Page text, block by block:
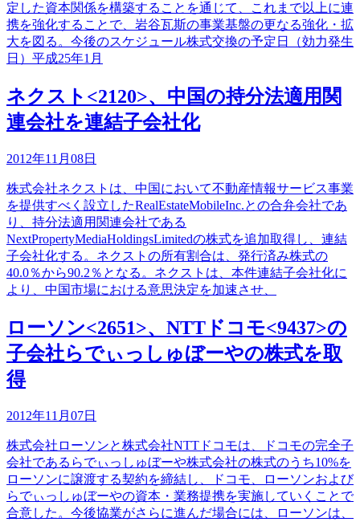
定した資本関係を構築することを通じて、これまで以上に連
携を強化することで、岩谷瓦斯の事業基盤の更なる強化・拡
大を図る。今後のスケジュール株式交換の予定日（効力発生
日）平成25年1月
ネクスト<2120>、中国の持分法適用関
連会社を連結子会社化
2012年11月08日
株式会社ネクストは、中国において不動産情報サービス事業
を提供すべく設立したRealEstateMobileInc.との合弁会社であ
り、持分法適用関連会社である
NextPropertyMediaHoldingsLimitedの株式を追加取得し、連結
子会社化する。ネクストの所有割合は、発行済み株式の
40.0％から90.2％となる。ネクストは、本件連結子会社化に
より、中国市場における意思決定を加速させ、
ローソン<2651>、NTTドコモ<9437>の
子会社らでぃっしゅぼーやの株式を取
得
2012年11月07日
株式会社ローソンと株式会社NTTドコモは、ドコモの完全子
会社であるらでぃっしゅぼーや株式会社の株式のうち10%を
ローソンに譲渡する契約を締結し、ドコモ、ローソンおよび
らでぃっしゅぼーやの資本・業務提携を実施していくことで
合意した。今後協業がさらに進んだ場合には、ローソンは、